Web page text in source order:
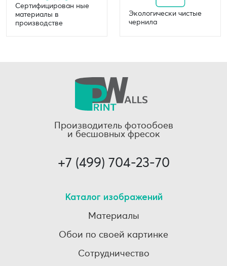
Сертифицирован ные
материалы в
производстве
Экологически чистые
чернила
Производитель фотообоев
и бесшовных фресок
+7 (499) 704-23-70
Каталог изображений
Материалы
Обои по своей картинке
Сотрудничество